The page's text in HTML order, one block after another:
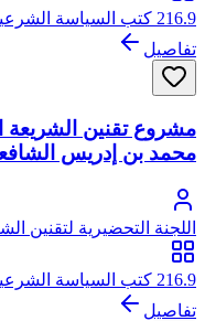
216.9 كتب السياسة الشرعية والأحكام السلطانية
تفاصيل
مشروع تقنين الشريعة
محمد بن إدريس
اللجنة التحضيرية لتقنين
الإسلامية
216.9 كتب السياسة الشرعية والأحكام السلطانية
تفاصيل